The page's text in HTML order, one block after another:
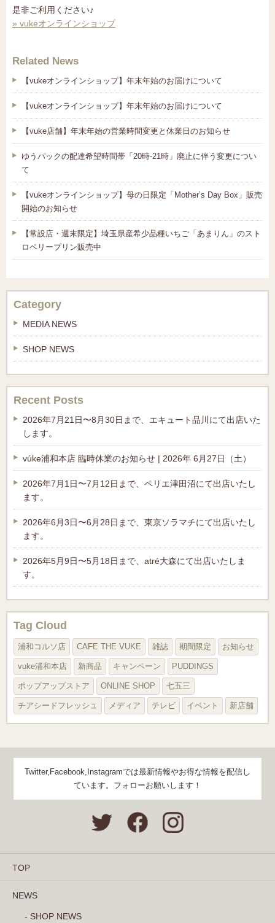
是非ご利用ください♪
» vukeオンラインショップ
Related News
【vukeオンラインショップ】年末年始のお届けについて
【vukeオンラインショップ】年末年始のお届けについて
【vuke店舗】年末年始の営業時間変更と休業日のお知らせ
ゆうパックの配達希望時間帯「20時-21時」廃止に伴う変更につい
て
【vukeオンラインショップ】母の日限定「Mother’s Day Box」販売
開始のお知らせ
【常設店・週末限定】埼玉県産希少品種いちご「あまりん」のスト
ロベリープリン販売中
Category
MEDIA NEWS
SHOP NEWS
Recent Posts
2026年7月21日〜8月30日まで、エキュート品川にて出店いた
します。
vúke浦和本店 臨時休業のお知らせ | 2026年 6月27日（土）
2026年7月1日〜7月12日まで、ペリエ津田沼にて出店いたし
ます。
2026年6月3日〜6月28日まで、東京ソラマチにて出店いたし
ます。
2026年5月9日〜5月18日まで、atré大森にて出店いたしま
す。
Tag Cloud
浦和コルソ店 CAFE THE VUKE 雑誌 期間限定 お知らせ
vuke浦和本店 新商品 キャンペーン PUDDINGS
ポップアップストア ONLINE SHOP 七五三
チアシードフレッシュ メディア テレビ イベント 新店舗
Twitter,Facebook,Instagramでは最新情報やお得な情報を配信し
ています。フォローお願いします！
TOP
NEWS
- SHOP NEWS